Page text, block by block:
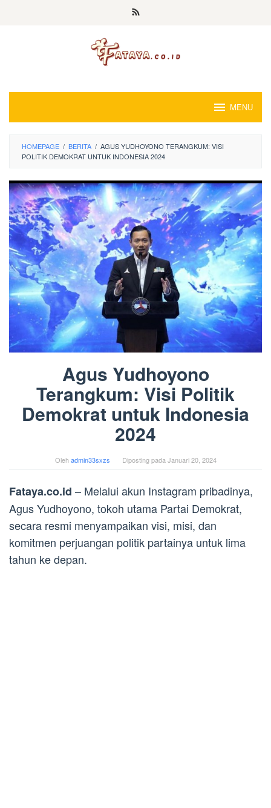
MENU
HOMEPAGE / BERITA / AGUS YUDHOYONO TERANGKUM: VISI
POLITIK DEMOKRAT UNTUK INDONESIA 2024
Agus Yudhoyono
Terangkum: Visi Politik
Demokrat untuk Indonesia
2024
Olehadmin33sxzs Diposting padaJanuari 20, 2024
Fataya.co.id – Melalui akun Instagram pribadinya,
Agus Yudhoyono, tokoh utama Partai Demokrat,
secara resmi menyampaikan visi, misi, dan
komitmen perjuangan politik partainya untuk lima
tahun ke depan.